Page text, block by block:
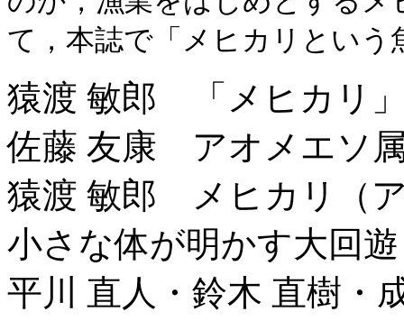
て，本誌で「メヒカリとい
猿渡 敏郎 「メヒカリ
佐藤 友康 アオメエソ
猿渡 敏郎 メヒカリ（
小さな体が明かす大回遊
平川 直人・鈴木 直樹